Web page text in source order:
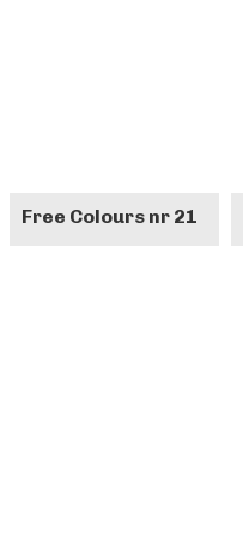
Free Colours nr 21